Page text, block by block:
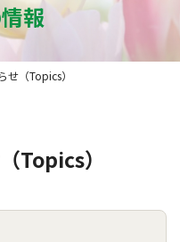
報
せ（Topics）
Topics）